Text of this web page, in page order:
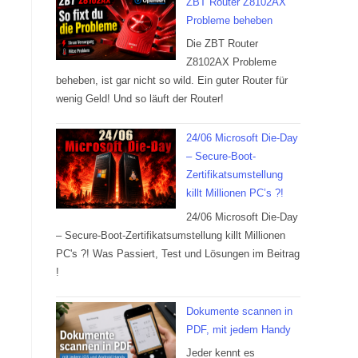
Probleme beheben
Die ZBT Router
Z8102AX Probleme
beheben, ist gar nicht so wild. Ein guter Router für
wenig Geld! Und so läuft der Router!
24/06 Microsoft Die-Day
– Secure-Boot-
Zertifikatsumstellung
killt Millionen PC’s ?!
24/06 Microsoft Die-Day
– Secure-Boot-Zertifikatsumstellung killt Millionen
PC's ?! Was Passiert, Test und Lösungen im Beitrag
!
Dokumente scannen in
PDF, mit jedem Handy
Jeder kennt es